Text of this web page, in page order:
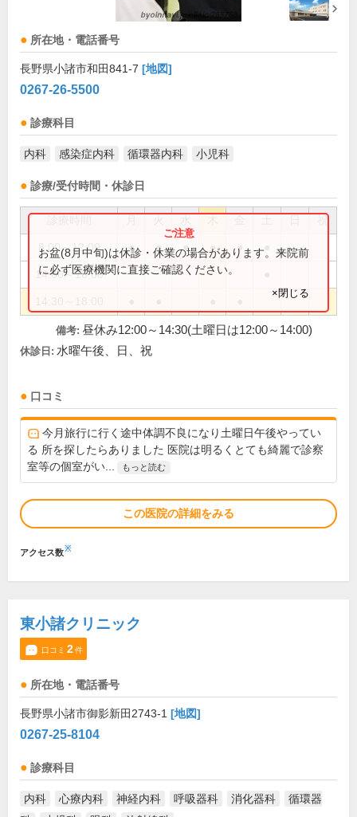
所在地・電話番号
長野県小諸市和田841-7 [地図]
0267-26-5500
診療科目
内科 感染症内科 循環器内科 小児科
診療/受付時間・休診日
祝
8:00～12:00 ● ● ● ● ●
14:00～16:00
お盆(8月中旬)は休診・休業の場合があります。来院前
に必ず医療機関に直接ご確認ください。
×閉じる
備考: 昼休み12:00～14:30(土曜日は12:00～14:00)
休診日: 水曜午後、日、祝
口コミ
今月旅行に行く途中体調不良になり土曜日午後やってい
る 所を探したらありました 医院は明るくとても綺麗で診察
室等の個室がい...
もっと読む
この医院の詳細をみる
アクセス数※
東小諸クリニック
口コミ 2件
所在地・電話番号
長野県小諸市御影新田2743-1 [地図]
0267-25-8104
診療科目
内科 心療内科 神経内科 呼吸器科 消化器科
循環器